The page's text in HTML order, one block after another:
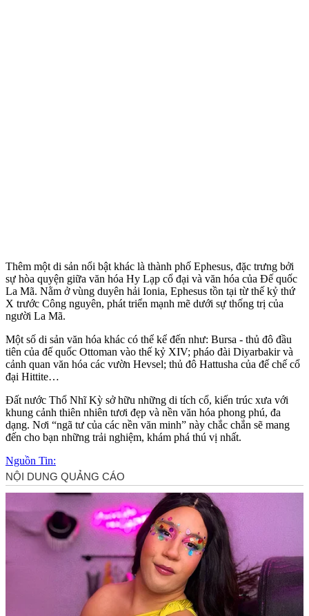
Thêm một di sản nổi bật khác là thành phố Ephesus, đặc trưng bởi
sự hòa quyện giữa văn hóa Hy Lạp cổ đại và văn hóa của Đế quốc
La Mã. Nằm ở vùng duyên hải Ionia, Ephesus tồn tại từ thế kỷ thứ
X trước Công nguyên, phát triển mạnh mẽ dưới sự thống trị của
người La Mã.
Một số di sản văn hóa khác có thể kể đến như: Bursa - thủ đô đầu
tiên của đế quốc Ottoman vào thế kỷ XIV; pháo đài Diyarbakir và
cảnh quan văn hóa các vườn Hevsel; thủ đô Hattusha của đế chế cổ
đại Hittite…
Đất nước Thổ Nhĩ Kỳ sở hữu những di tích cổ, kiến trúc xưa với
khung cảnh thiên nhiên tươi đẹp và nền văn hóa phong phú, đa
dạng. Nơi “ngã tư của các nền văn minh” này chắc chắn sẽ mang
đến cho bạn những trải nghiệm, khám phá thú vị nhất.
Nguồn Tin: